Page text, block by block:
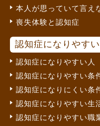
本人が思っていて言え
喪失体験と認知症
認知症になりやすい
認知症になりやすい人
認知症になりやすい条
認知症になりにくい条
認知症になりやすい生
認知症になりやすい職